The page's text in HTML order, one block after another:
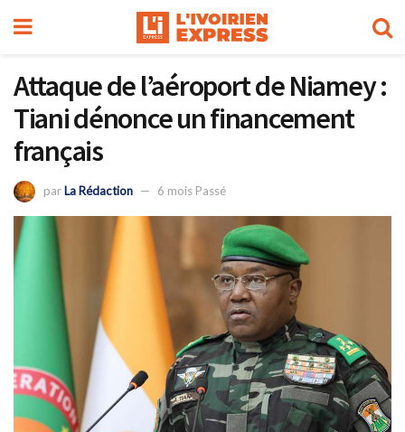
Attaque de l’aéroport de Niamey :
Tiani dénonce un financement
français
parLa Rédaction 6 mois Passé